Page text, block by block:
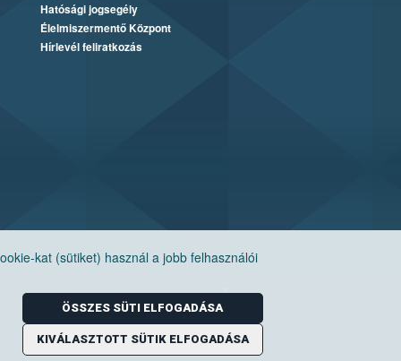
kat (sütiket) használ a jobb felhasználói
ÖSSZES SÜTI ELFOGADÁSA
KIVÁLASZTOTT SÜTIK ELFOGADÁSA
Hatósági jogsegély
Élelmiszermentő Központ
Hírlevél feliratkozás